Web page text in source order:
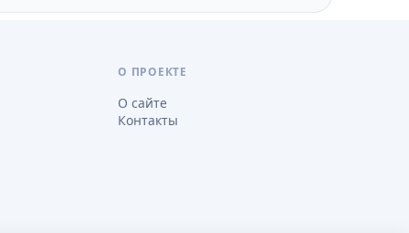
О ПРОЕКТЕ
О сайте
Контакты